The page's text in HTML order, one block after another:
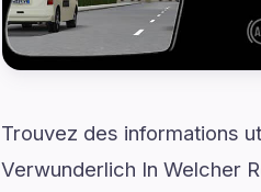
Trouvez des informations
Verwunderlich In Welcher